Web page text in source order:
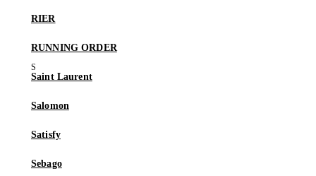
RIER
RUNNING ORDER
Saint Laurent
Salomon
Satisfy
Sebago